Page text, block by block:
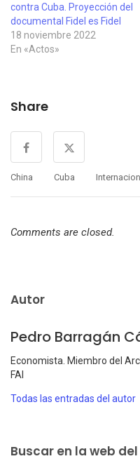
contra Cuba. Proyección del
documental Fidel es Fidel
18 noviembre 2022
En «Actos»
Share
China Cuba
Comments are closed.
Autor
Pedro Barragán
Economista. Miembro del
FAI
Todas las entradas del autor
Buscar en la web del